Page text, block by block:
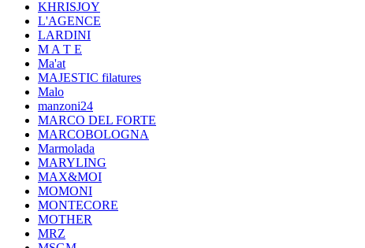
KHRISJOY
L'AGENCE
LARDINI
M A T E
Ma'at
MAJESTIC filatures
Malo
manzoni24
MARCO DEL FORTE
MARCOBOLOGNA
Marmolada
MARYLING
MAX&MOI
MOMONI
MONTECORE
MOTHER
MRZ